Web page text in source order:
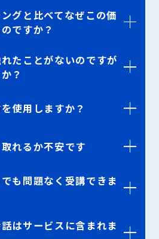
グと比べてなぜこの価
ですか？
たことがないのですが
？
使用しますか？
れるか不安です
も問題なく受講できま
はサービスに含まれま